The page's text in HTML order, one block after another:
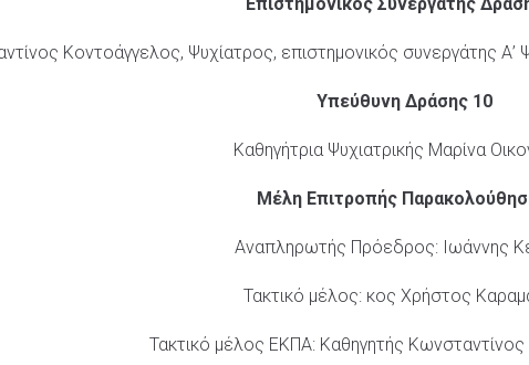
Κοντοάγγελος, Ψυχίατρος, επιστημονικός συνεργάτης Α’
Υπεύθυνη Δράσης 10
Καθηγήτρια Ψυχιατρικής Μαρίνα
Μέλη Επιτροπής
Αναπληρωτής Πρόεδρος: Ιωάννης
Τακτικό μέλος: κος Χρήστος
Τακτικό μέλος ΕΚΠΑ: Καθηγητής Κωνσταντίνος